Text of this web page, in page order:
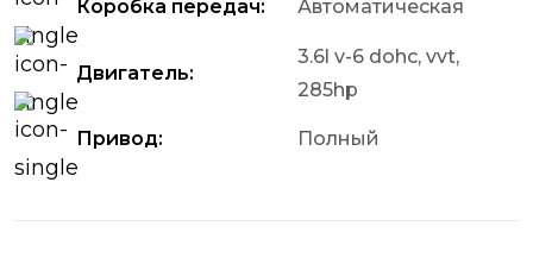
Коробка передач: Автоматическая
Двигатель:
3.6l v-6 dohc, vvt,
285hp
Привод: Полный